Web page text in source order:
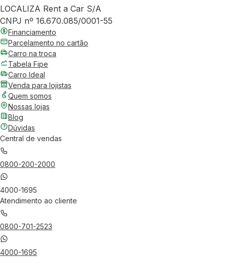
LOCALIZA Rent a Car S/A
CNPJ nº 16.670.085/0001-55
Financiamento
Parcelamento no cartão
Carro na troca
Tabela Fipe
Carro Ideal
Venda para lojistas
Quem somos
Nossas lojas
Blog
Dúvidas
Central de vendas
0800-200-2000
4000-1695
Atendimento ao cliente
0800-701-2523
4000-1695